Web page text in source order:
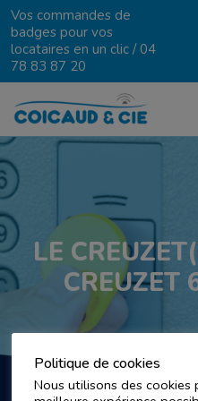
Vos commandes de
badges pour vos
locataires en un clic /04
78 83 87 20
LE
CREUZET
Politique de cookies
Nous utilisons des cookies